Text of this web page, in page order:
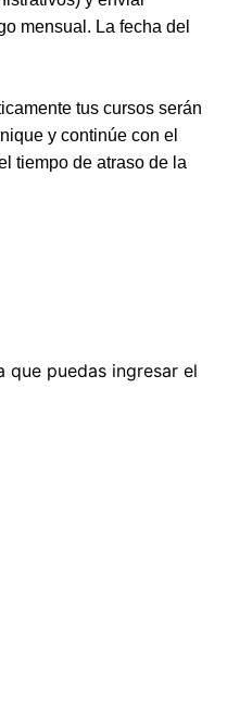
mensual. La fecha del
tus cursos serán
y continúe con el
tiempo de atraso de la
que puedas ingresar el